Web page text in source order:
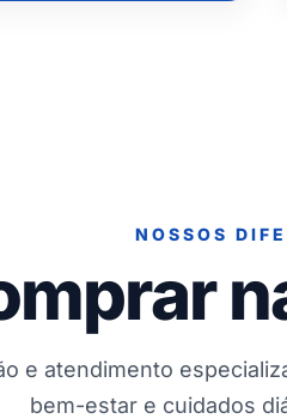
NOSSOS
e atendimento
bem-estar e cuidados